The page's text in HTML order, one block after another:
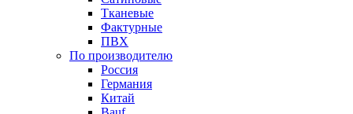
Тканевые
Фактурные
ПВХ
По производителю
Россия
Германия
Китай